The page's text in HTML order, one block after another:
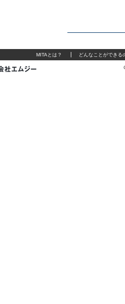
MITAとは？ どんなことができる